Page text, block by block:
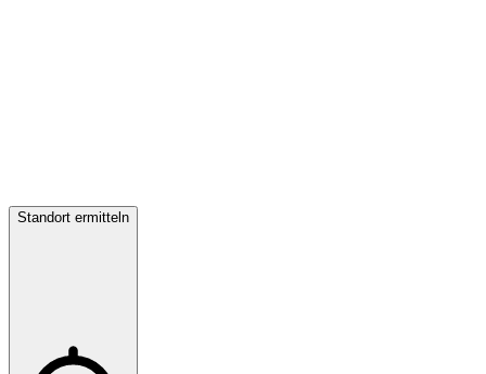
Standort ermitteln